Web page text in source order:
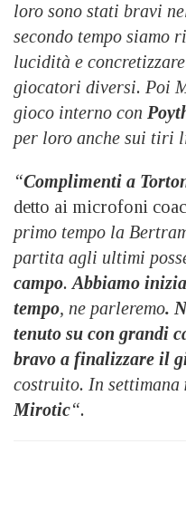
loro sono stati bravi
secondo tempo siamo
lucidità e
giocatori diversi. Poi
gioco interno con
per loro anche sui tiri
“Complimenti a
detto ai microfoni
primo tempo la
partita agli ultimi
campo.Abbiamo
tempo, ne parleremo.
tenuto su con grandi
bravo a finalizzare il
costruito. In settimana
Mirotic“.